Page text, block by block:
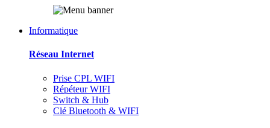
Informatique
Réseau Internet
Prise CPL WIFI
Répéteur WIFI
Switch & Hub
Clé Bluetooth & WIFI